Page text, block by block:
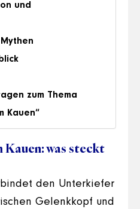
und
zum Thema
Kauen“
was steckt
den Unterkiefer
Gelenkkopf und